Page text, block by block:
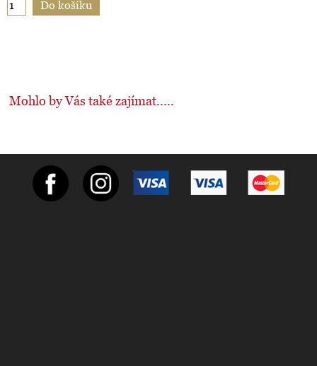
Mohlo by Vás také zajímat.....